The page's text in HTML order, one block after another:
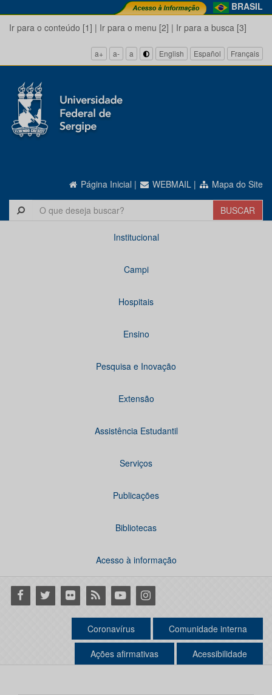
BRASIL
Ir para o conteúdo [1] | Ir para o menu [2] | Ir para a busca [3]
a+ a- a English Español Français
Página Inicial | WEBMAIL | Mapa do Site
Institucional
Campi
Hospitais
Ensino
Pesquisa e Inovação
Extensão
Assistência Estudantil
Serviços
Publicações
Bibliotecas
Acesso à informação
Facebook
Twitter Flickr RSS YoutubeInstagram
Coronavírus Comunidade interna
Ações afirmativas Acessibilidade